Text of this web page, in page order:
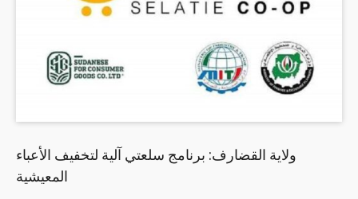
ولاية القضارف: برنامج سلعتي آلية لتخفيف الأعباء
المعيشية